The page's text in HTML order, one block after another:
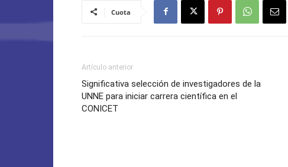
Cuota
Artículo anterior
Significativa selección de investigadores de la
UNNE para iniciar carrera científica en el
CONICET